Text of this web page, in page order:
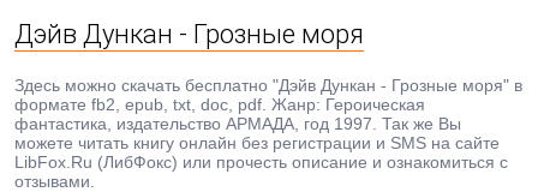
Дэйв Дункан - Грозные моря
Здесь можно скачать бесплатно "Дэйв Дункан - Грозные моря" в
формате fb2, epub, txt, doc, pdf. Жанр: Героическая
фантастика, издательство АРМАДА, год 1997. Так же Вы
можете читать книгу онлайн без регистрации и SMS на сайте
LibFox.Ru (ЛибФокс) или прочесть описание и ознакомиться с
отзывами.